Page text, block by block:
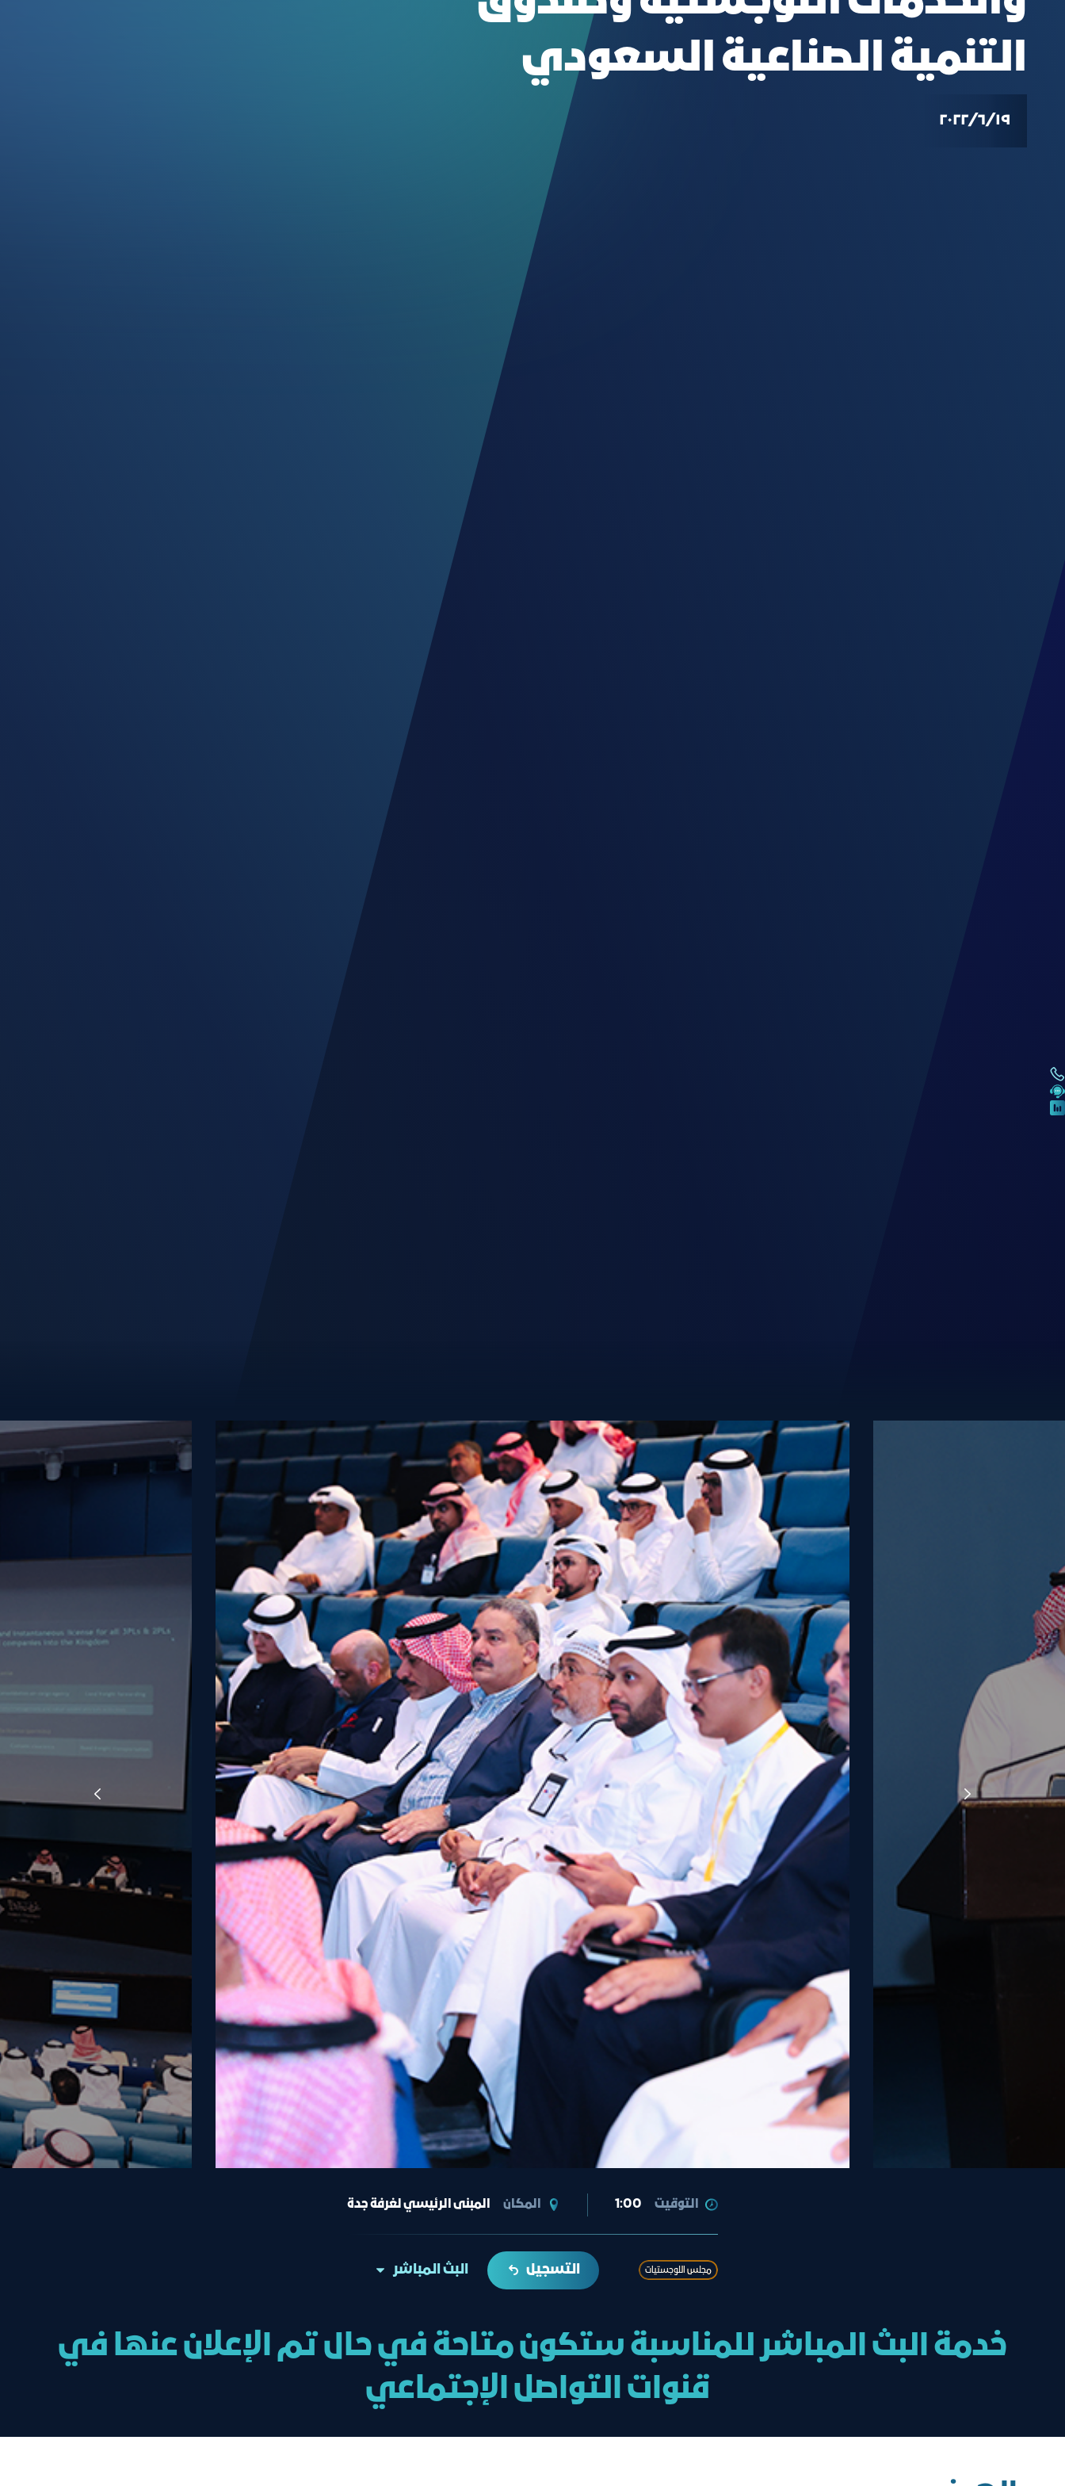
التنمية الصناعية السعودي
١٩‏/٦‏/٢٠٢٢
التوقيت 1:00 المكان المبنى الرئيسي لغرفة جدة
ﻣﺠﻠﺲ اﻟﻠﻮﺟﺴﺘﯿﺎت التسجيل البث المباشر
خدمة البث المباشر للمناسبة ستكون متاحة في حال تم الإعلان عنها في
قنوات التواصل الإجتماعي